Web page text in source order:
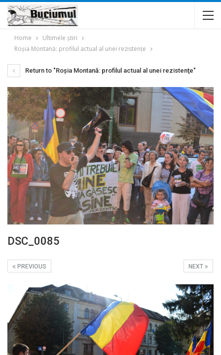
Home
Ultimele ştiri
Roşia Montană: profilul actual al unei rezistenţe
Return to "Roşia Montană: profilul actual al unei rezistenţe"
DSC_0085
NEXT
PREVIOUS